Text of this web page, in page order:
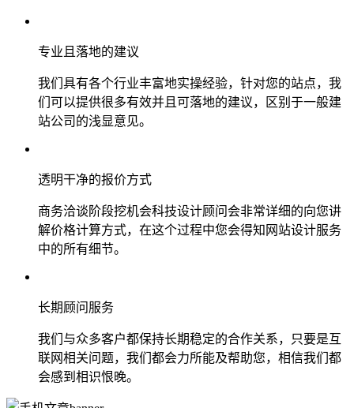
专业且落地的建议
我们具有各个行业丰富地实操经验，针对您的站点，我
们可以提供很多有效并且可落地的建议，区别于一般建
站公司的浅显意见。
透明干净的报价方式
商务洽谈阶段挖机会科技设计顾问会非常详细的向您讲
解价格计算方式，在这个过程中您会得知网站设计服务
中的所有细节。
长期顾问服务
我们与众多客户都保持长期稳定的合作关系，只要是互
联网相关问题，我们都会力所能及帮助您，相信我们都
会感到相识恨晚。